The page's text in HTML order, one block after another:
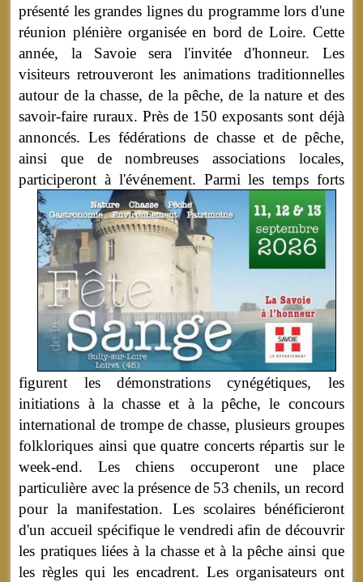
présenté les grandes lignes du programme lors d'une
réunion plénière organisée en bord de Loire. Cette
année, la Savoie sera l'invitée d'honneur. Les
visiteurs retrouveront les animations traditionnelles
autour de la chasse, de la pêche, de la nature et des
savoir-faire ruraux. Près de 150 exposants sont déjà
annoncés. Les fédérations de chasse et de pêche,
ainsi que de nombreuses associations locales,
participeront à l'événement. Parmi les temps forts
figurent les démonstrations cynégétiques, les
initiations à la chasse et à la pêche, le concours
international de trompe de chasse, plusieurs groupes
folkloriques ainsi que quatre concerts répartis sur le
week-end. Les chiens occuperont une place
particulière avec la présence de 53 chenils, un record
pour la manifestation. Les scolaires bénéficieront
d'un accueil spécifique le vendredi afin de découvrir
les pratiques liées à la chasse et à la pêche ainsi que
les règles qui les encadrent. Les organisateurs ont